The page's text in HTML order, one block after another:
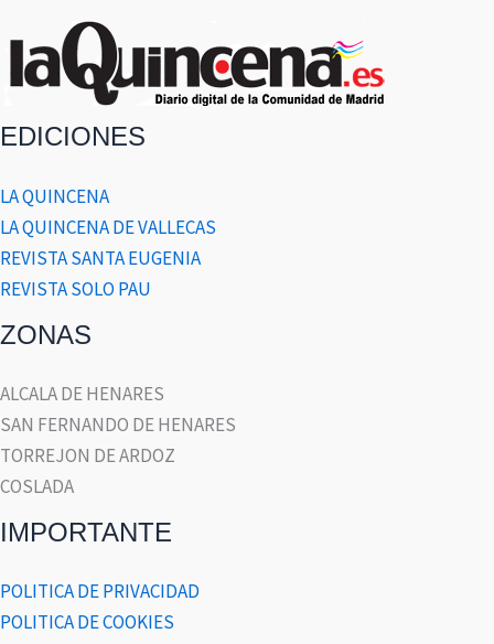
EDICIONES
LA QUINCENA
LA QUINCENA DE VALLECAS
REVISTA SANTA EUGENIA
REVISTA SOLO PAU
ZONAS
ALCALA DE HENARES
SAN FERNANDO DE HENARES
TORREJON DE ARDOZ
COSLADA
IMPORTANTE
POLITICA DE PRIVACIDAD
POLITICA DE COOKIES